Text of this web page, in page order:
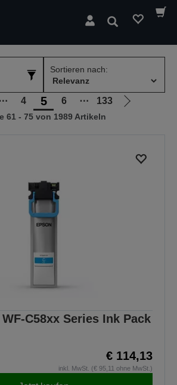
Suchen
Sortieren nach:
⋯ 4 5 6 ⋯ 133
Zur
61 - 75 von 1989 Artikeln
C58xx Series Ink Pack
€ 114,13
inkl. MwSt. (€ 95,11 ohne MwSt.)